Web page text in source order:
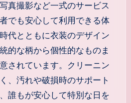
真撮影など一式のサービス
でも安心して利用できる体
代とともに衣装のデザイン
的な柄から個性的なものま
されています。クリーニン
、汚れや破損時のサポート
誰もが安心して特別な日を